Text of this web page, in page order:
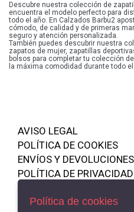
Descubre nuestra colección de
encuentra el modelo perfecto para
todo el año. En Calzados Barbu2
cómodo, de calidad y de primeras
seguro y atención personalizada.
También puedes descubrir nuestra
zapatos de mujer, zapatillas
bolsos para completar tu colección
la máxima comodidad durante todo
AVISO LEGAL
POLÍTICA DE COOKIES
ENVÍOS Y DEVOLUCIONES
POLÍTICA DE PRIVACIDAD
Política de cookies